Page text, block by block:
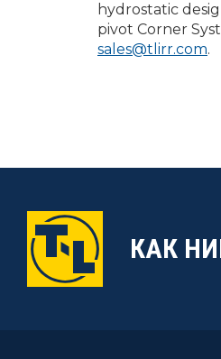
hydrostatic
pivot Corner
sales@tlirr.com.
КАК